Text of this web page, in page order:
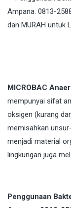
MICROBAC
mempunyai sifat
oksigen (kurang
memisahkan
menjadi material
lingkungan juga
Penggunaan